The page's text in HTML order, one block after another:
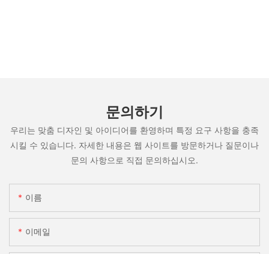
문의하기
우리는 맞춤 디자인 및 아이디어를 환영하며 특정 요구 사항을 충족
시킬 수 있습니다. 자세한 내용은 웹 사이트를 방문하거나 질문이나
문의 사항으로 직접 문의하십시오.
이름
이메일